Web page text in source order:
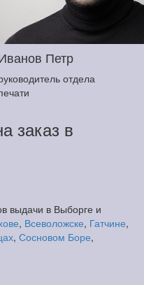
Петр
отдела
заказ в
выдачи в Выборге и
, Всеволожске, Гатчине,
, Сосновом Боре,